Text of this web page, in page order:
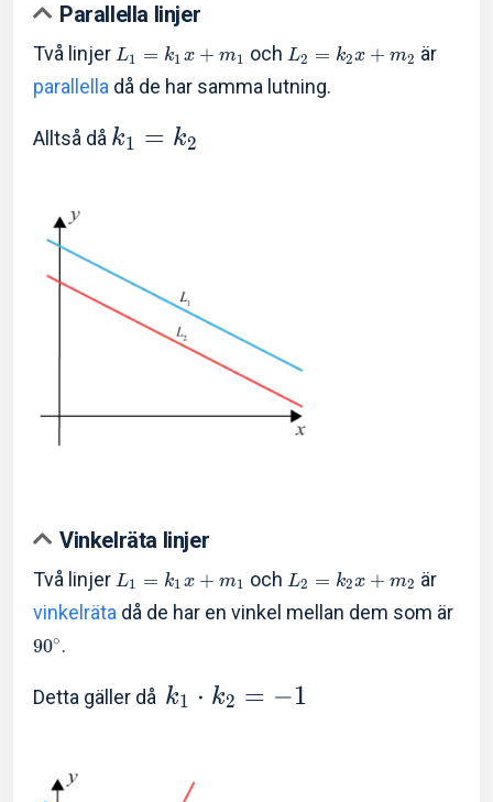
Parallella linjer
Två linjer L1 = k1 x + m1 och L2 = k2x + m2 är
parallella då de har samma lutning.
Alltså då k1 = k2
Vinkelräta linjer
Två linjer L1 = k1 x + m1 och L2 = k2x + m2 är
vinkelräta då de har en vinkel mellan dem som är
90∘ .
Detta gäller då k1 ⋅ k2 = −1